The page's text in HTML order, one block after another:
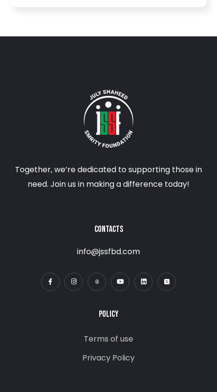
Together, we’re dedicated to supporting those in
need. Join us in making a difference today!
CONTACTS
info@jssfbd.com
POLICY
Terms of use
Privacy Policy